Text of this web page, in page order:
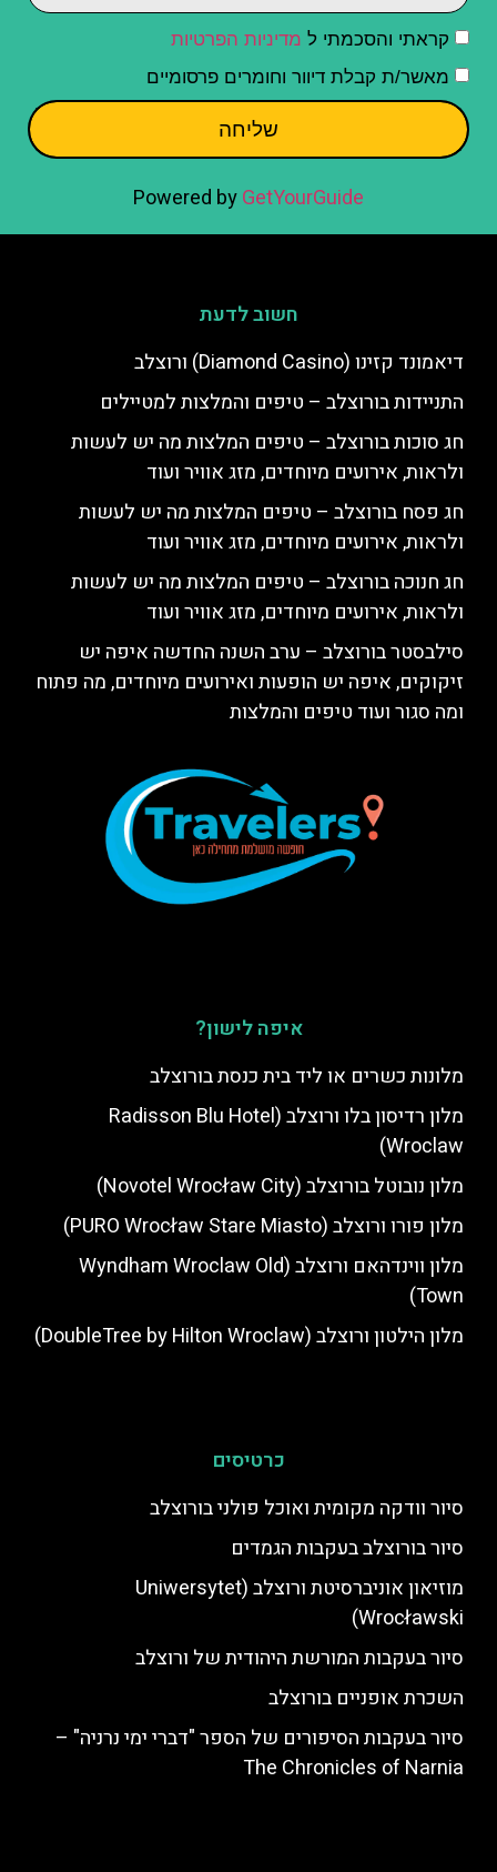
קראתי והסכמתי ל מדיניות הפרטיות
מאשר/ת קבלת דיוור וחומרים פרסומיים
שליחה
Powered byGetYourGuide
חשוב לדעת
דיאמונד קזינו (Diamond Casino) ורוצלב
התניידות בורוצלב – טיפים והמלצות למטיילים
חג סוכות בורוצלב – טיפים המלצות מה יש לעשות
ולראות, אירועים מיוחדים, מזג אוויר ועוד
חג פסח בורוצלב – טיפים המלצות מה יש לעשות
ולראות, אירועים מיוחדים, מזג אוויר ועוד
חג חנוכה בורוצלב – טיפים המלצות מה יש לעשות
ולראות, אירועים מיוחדים, מזג אוויר ועוד
סילבסטר בורוצלב – ערב השנה החדשה איפה יש
זיקוקים, איפה יש הופעות ואירועים מיוחדים, מה פתוח
ומה סגור ועוד טיפים והמלצות
איפה לישון?
מלונות כשרים או ליד בית כנסת בורוצלב
מלון רדיסון בלו ורוצלב (Radisson Blu Hotel
Wroclaw)
מלון נובוטל בורוצלב (Novotel Wrocław City)
מלון פורו ורוצלב (PURO Wrocław Stare Miasto)
מלון ווינדהאם ורוצלב (Wyndham Wroclaw Old
Town)
מלון הילטון ורוצלב (DoubleTree by Hilton Wroclaw)
כרטיסים
סיור וודקה מקומית ואוכל פולני בורוצלב
סיור בורוצלב בעקבות הגמדים
מוזיאון אוניברסיטת ורוצלב (Uniwersytet
Wrocławski)
סיור בעקבות המורשת היהודית של ורוצלב
השכרת אופניים בורוצלב
סיור בעקבות הסיפורים של הספר "דברי ימי נרניה" –
The Chronicles of Narnia